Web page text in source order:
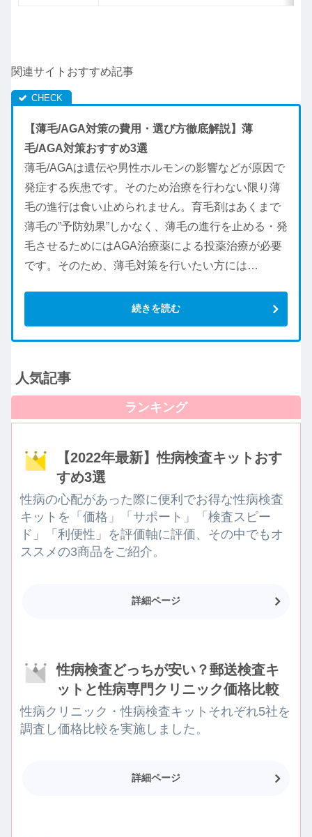
関連サイトおすすめ記事
【薄毛/AGA対策の費用・選び方徹底解説】薄
毛/AGA対策おすすめ3選
薄毛/AGAは遺伝や男性ホルモンの影響などが原因で
発症する疾患です。そのため治療を行わない限り薄
毛の進行は食い止められません。育毛剤はあくまで
薄毛の”予防効果”しかなく、薄毛の進行を止める・発
毛させるためにはAGA治療薬による投薬治療が必要
です。そのため、薄毛対策を行いたい方には…
続きを読む
人気記事
【2022年最新】性病検査キットおす
すめ3選
性病の心配があった際に便利でお得な性病検査
キットを「価格」「サポート」「検査スピー
ド」「利便性」を評価軸に評価、その中でもオ
ススメの3商品をご紹介。
詳細ページ
性病検査どっちが安い？郵送検査キ
ットと性病専門クリニック価格比較
性病クリニック・性病検査キットそれぞれ5社を
調査し価格比較を実施しました。
詳細ページ